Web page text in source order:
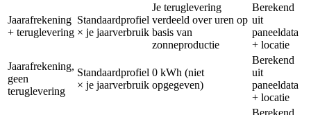
Jaarafrekening
+ teruglevering
Standaardprofiel
× je jaarverbruik
Je teruglevering
verdeeld over uren op
basis van
zonneproductie
Berekend
uit
paneeldata
+ locatie
Jaarafrekening,
geen
teruglevering
Standaardprofiel
× je jaarverbruik
0 kWh (niet
opgegeven)
Berekend
uit
paneeldata
+ locatie
Berekend